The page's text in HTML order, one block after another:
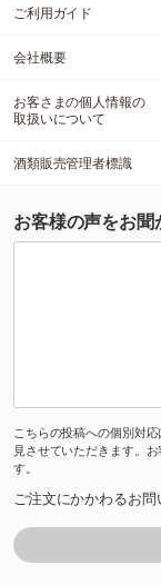
ご利用ガイド
会社概要
お客さまの個人情報の
取扱いについて
酒類販売管理者標識
お客様の声をお聞
こちらの投稿への個別対
見させていただきます。
す。
ご注文にかかわるお問